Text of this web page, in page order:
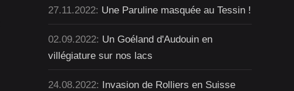
27.11.2022: Une Paruline masquée au Tessin !
02.09.2022: Un Goéland d'Audouin en
villégiature sur nos lacs
24.08.2022: Invasion de Rolliers en Suisse